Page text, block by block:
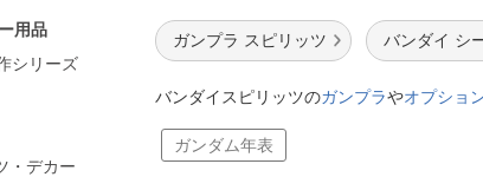
ュー
お客様サポ
ガンプラ スピリッツ バンダイ シ
バンダイスピリッツのガンプラやオプショ
ガンダム年表
用品
シリーズ
・デカー